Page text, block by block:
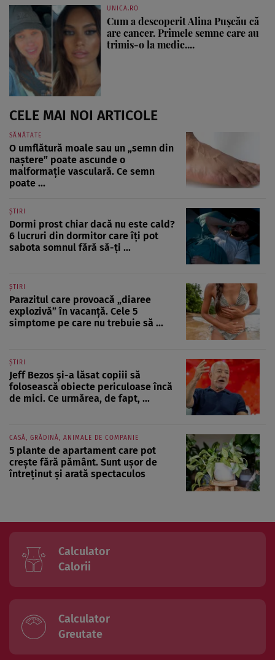
UNICA.RO
Cum a descoperit Alina Pușcău că
are cancer. Primele semne care au
trimis-o la medic....
CELE MAI NOI ARTICOLE
SĂNĂTATE
O umflătură moale sau un „semn din
naștere” poate ascunde o
malformație vasculară. Ce semn
poate ...
ȘTIRI
Dormi prost chiar dacă nu este cald?
6 lucruri din dormitor care îți pot
sabota somnul fără să-ți ...
ȘTIRI
Parazitul care provoacă „diaree
explozivă” în vacanță. Cele 5
simptome pe care nu trebuie să ...
ȘTIRI
Jeff Bezos și-a lăsat copiii să
folosească obiecte periculoase încă
de mici. Ce urmărea, de fapt, ...
CASĂ, GRĂDINĂ, ANIMALE DE COMPANIE
5 plante de apartament care pot
crește fără pământ. Sunt ușor de
întreținut și arată spectaculos
Calculator
Calorii
Calculator
Greutate